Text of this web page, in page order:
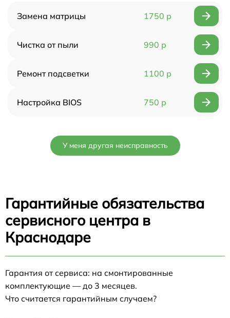
Замена матрицы 1750 р
Чистка от пыли 990 р
Ремонт подсветки 1100 р
Настройка BIOS 750 р
У меня другая неисправность
Гарантийные обязательства
сервисного центра в
Краснодаре
Гарантия от сервиса: на смонтированные
комплектующие — до 3 месяцев.
Что считается гарантийным случаем?